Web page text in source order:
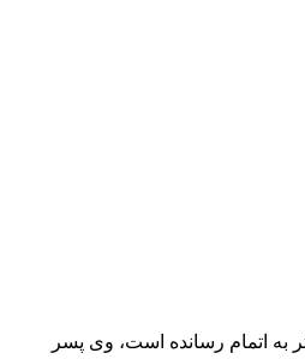
به اتمام رسانده است، وی پسر